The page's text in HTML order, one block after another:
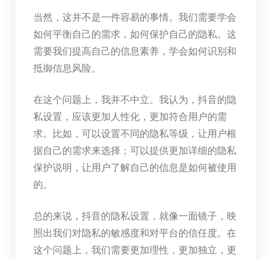
当然，这并不是一件容易的事情。我们需要学会
如何平衡自己的需求，如何保护自己的隐私。这
需要我们提高自己的信息素养，学会如何识别和
抵御信息风险。
在这个问题上，我并不中立。我认为，抖音的隐
私设置，应该更加人性化，更加符合用户的需
求。比如，可以设置不同的隐私等级，让用户根
据自己的需求来选择；可以提供更加详细的隐私
保护说明，让用户了解自己的信息是如何被使用
的。
总的来说，抖音的隐私设置，就像一面镜子，映
照出我们对隐私的敏感度和对平台的信任度。在
这个问题上，我们需要更加理性，更加独立，更